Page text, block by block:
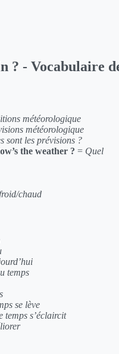
? - Vocabulaire
météorologique
météorologique
sont les prévisions ?
the weather ? = Quel
chaud
temps
se lève
temps s’éclaircit